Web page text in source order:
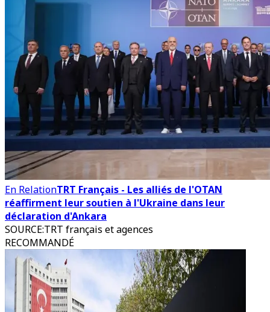
En RelationTRT Français - Les alliés de l'OTAN
réaffirment leur soutien à l'Ukraine dans leur
déclaration d'Ankara
SOURCE:TRT français et agences
RECOMMANDÉ